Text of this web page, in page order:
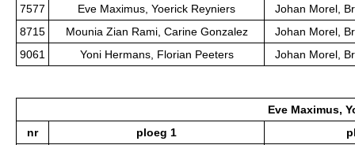
7577
Eve Maximus, Yoerick Reyniers
Johan Morel,
8715
Mounia Zian Rami, Carine Gonzalez
Johan Morel,
9061
Yoni Hermans, Florian Peeters Johan Morel,
Eve Maximus,
nr
ploeg 1